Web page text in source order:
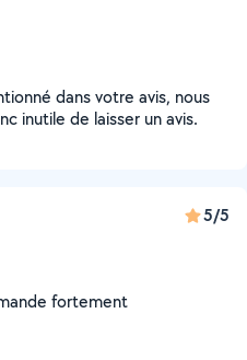
dans votre avis, nous
inutile de laisser un avis.
5/5
fortement